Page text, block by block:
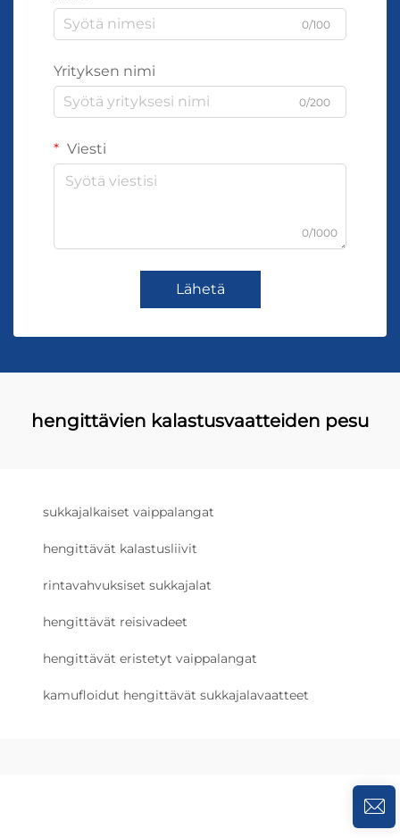
0/100
Yrityksen nimi
0/200
Viesti
0/1000
Lähetä
hengittävien kalastusvaatteiden pesu
sukkajalkaiset vaippalangat
hengittävät kalastusliivit
rintavahvuksiset sukkajalat
hengittävät reisivadeet
hengittävät eristetyt vaippalangat
kamufloidut hengittävät sukkajalavaatteet